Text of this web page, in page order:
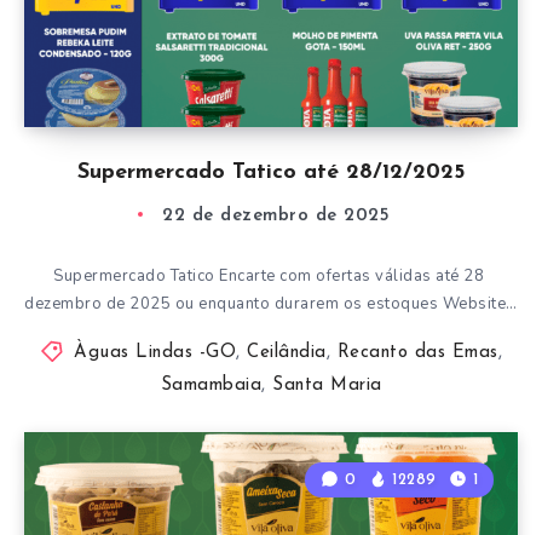
Supermercado Tatico até 28/12/2025
22 de dezembro de 2025
Supermercado Tatico Encarte com ofertas válidas até 28
dezembro de 2025 ou enquanto durarem os estoques Website…
Àguas Lindas -GO,Ceilândia , Recanto das Emas ,
Samambaia, Santa Maria
0 12289 1